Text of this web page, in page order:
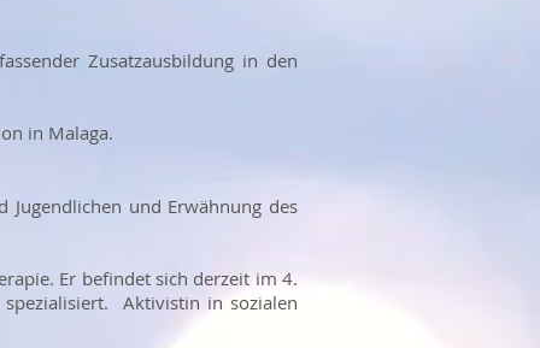
Zusatzausbildung in den
in Malaga.
und Erwähnung des
Er befindet sich derzeit im 4.
spezialisiert. Aktivistin in sozialen